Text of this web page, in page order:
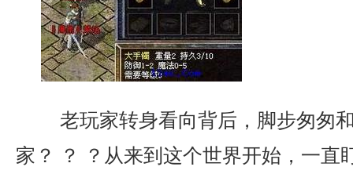
老玩家转身看向背后，脚步匆匆
家？ ？ ？从来到这个世界开始，一直